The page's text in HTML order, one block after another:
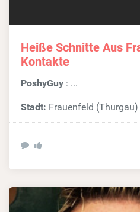
Heiße Schnitte Aus
Kontakte
PoshyGuy : ...
Stadt: Frauenfeld (Thurgau)